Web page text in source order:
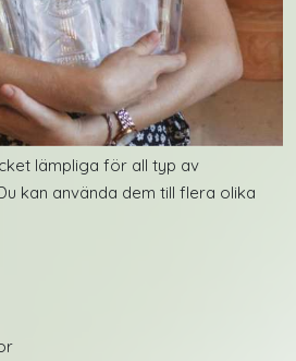
lämpliga för all typ av
kan använda dem till flera olika